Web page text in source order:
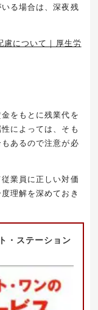
る場合は、深夜残
慮について｜厚生労
をもとに残業代を
によっては、そも
あるので注意が必
業員に正しい対価
理解を深めておき
・ステーション